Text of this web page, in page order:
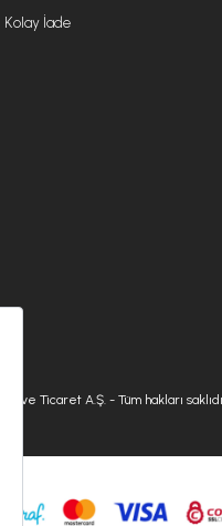
Kolay İade
ve Ticaret A.Ş. - Tüm hakları